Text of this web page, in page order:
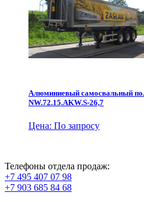
Алюминиевый самосвальный
NW.72.15.AKW.S-26,7
Цена: По запросу
Телефоны отдела продаж:
+7 495 407 07 98
+7 903 685 84 68